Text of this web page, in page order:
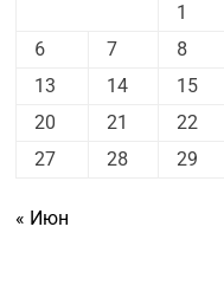
1
6
7 8
13
14 15
20
21 22
27
28 29
« Июн